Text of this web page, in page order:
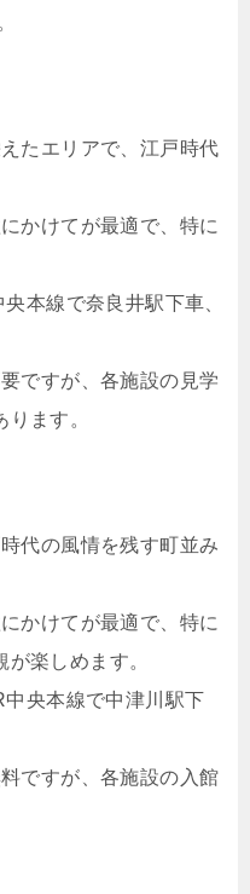
たエリアで、江戸時代
かけてが最適で、特に
本線で奈良井駅下車、
ですが、各施設の見学
ます。
代の風情を残す町並み
かけてが最適で、特に
楽しめます。
央本線で中津川駅下
ですが、各施設の入館